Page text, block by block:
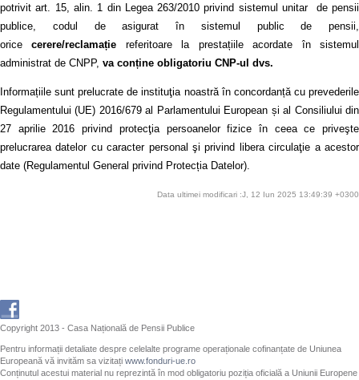
potrivit art. 15, alin. 1 din Legea 263/2010 privind sistemul unitar de pensii
publice, codul de asigurat în sistemul public de pensii,
oricecerere/reclamație referitoare la prestațiile acordate în sistemul
administrat de CNPP, va conține obligatoriu CNP-ul dvs.
Informațiile sunt prelucrate de instituţia noastră în concordanță cu prevederile
Regulamentului (UE) 2016/679 al Parlamentului European și al Consiliului din
27 aprilie 2016 privind protecţia persoanelor fizice în ceea ce priveşte
prelucrarea datelor cu caracter personal şi privind libera circulaţie a acestor
date (Regulamentul General privind Protecția Datelor).
Data ultimei modificari :J, 12 Iun 2025 13:49:39 +0300
Copyright 2013 - Casa Națională de Pensii Publice
Pentru informații detaliate despre celelalte programe operaționale cofinanțate de Uniunea
Europeană vă invităm sa vizitați www.fonduri-ue.ro
Conținutul acestui material nu reprezintă în mod obligatoriu poziția oficială a Uniunii Europene